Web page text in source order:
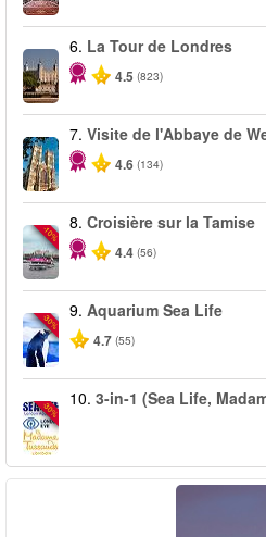
6. La Tour de Londres
4.5 (823)
7. Visite de l'Abbaye de
4.6 (134)
-10%
8. Croisière sur la Tamise
4.4 (56)
-30%
9. Aquarium Sea Life
4.7 (55)
-30%
10. 3-in-1 (Sea Life,